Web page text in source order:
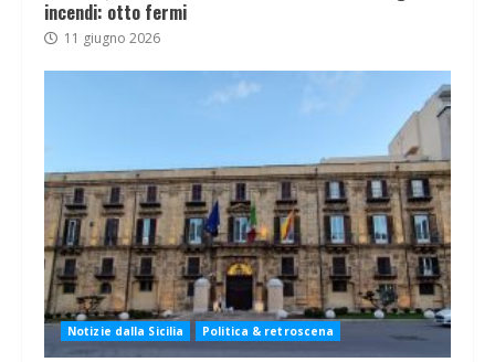
incendi: otto fermi
11 giugno 2026
Notizie dalla Sicilia Politica & retroscena